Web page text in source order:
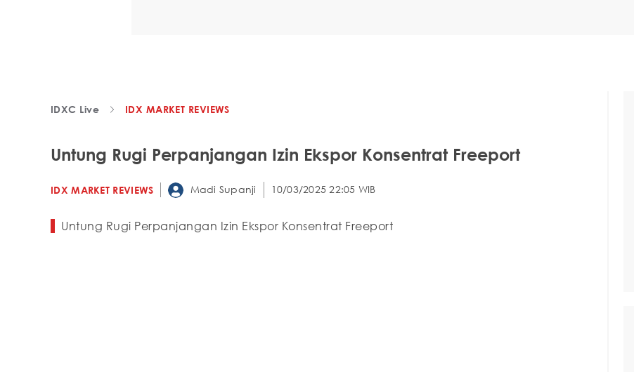
IDXC Live IDX MARKET REVIEWS
Untung Rugi Perpanjangan Izin Ekspor Konsentrat Freeport
IDX MARKET REVIEWS Madi Supanji 10/03/2025 22:05 WIB
Untung Rugi Perpanjangan Izin Ekspor Konsentrat Freeport